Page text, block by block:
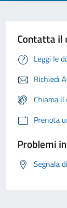
Contatta il
Leggi le
Richiedi
Chiama
Prenota
Problemi
Segnala